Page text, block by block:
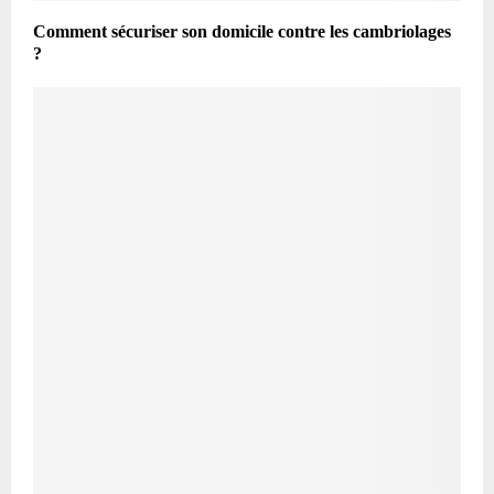
Comment sécuriser son domicile contre les cambriolages
?